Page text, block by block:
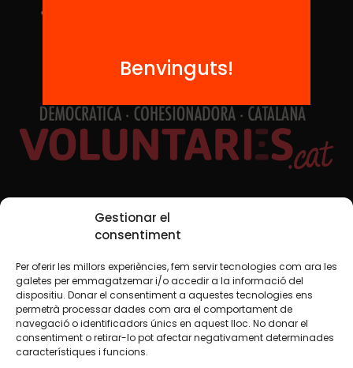
Gestionar el
consentiment
Per oferir les millors experiències, fem servir tecnologies com ara les
galetes per emmagatzemar i/o accedir a la informació del
dispositiu. Donar el consentiment a aquestes tecnologies ens
permetrà processar dades com ara el comportament de
navegació o identificadors únics en aquest lloc. No donar el
consentiment o retirar-lo pot afectar negativament determinades
característiques i funcions.
Xarxes Socials
TWT YTB IG FB IN
Avís legalPolítica de cookies
Benvinguts!